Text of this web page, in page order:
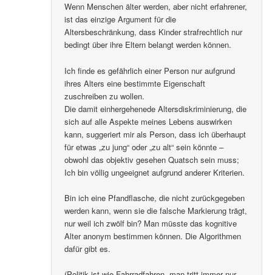
Wenn Menschen älter werden, aber nicht erfahrener,
ist das einzige Argument für die
Altersbeschränkung, dass Kinder strafrechtlich nur
bedingt über ihre Eltern belangt werden können.
Ich finde es gefährlich einer Person nur aufgrund
ihres Alters eine bestimmte Eigenschaft
zuschreiben zu wollen.
Die damit einhergehenede Altersdiskriminierung, die
sich auf alle Aspekte meines Lebens auswirken
kann, suggeriert mir als Person, dass ich überhaupt
für etwas „zu jung“ oder „zu alt“ sein könnte –
obwohl das objektiv gesehen Quatsch sein muss;
Ich bin völlig ungeeignet aufgrund anderer Kriterien.
Bin ich eine Pfandflasche, die nicht zurückgegeben
werden kann, wenn sie die falsche Markierung trägt,
nur weil ich zwölf bin? Man müsste das kognitive
Alter anonym bestimmen können. Die Algorithmen
dafür gibt es.